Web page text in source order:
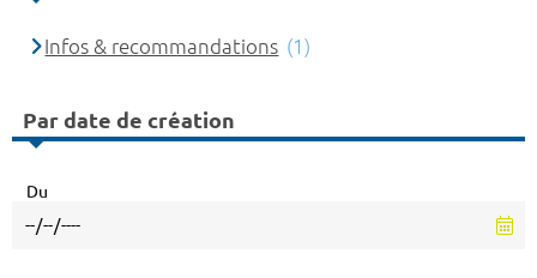
Infos & recommandations (1)
Par date de création
Du